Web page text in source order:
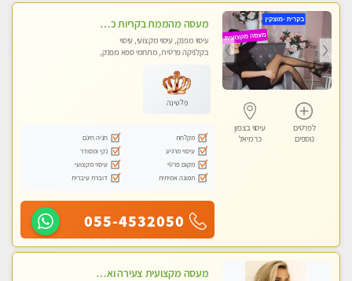
לפרטים
נוספים
עיסוי בצפון
כרמיאל
מעסה מהממת בקריות כל סוגי העיסויים מעסה מקצועית ואיכותית פרטי!!!
עיסוי מפנק, עיסוי מקצועי, עיסוי
בקלניקה פרטית, מתחמי ספא מפנק,
פלטינה
מקלחת
חניה חינם
עיסוי מרגיע
נקי ומסודר
מקום פרטי
עיסוי מקצועי
תמונה אמיתית
דוברת עיברית
055-4532050
מעסה מקצועית צעירה ואיכותית לעיסוי מרגיע ומפנק VIP-מומלץ לחלוטין! פרטי! ​​​​​​ Highly recommended